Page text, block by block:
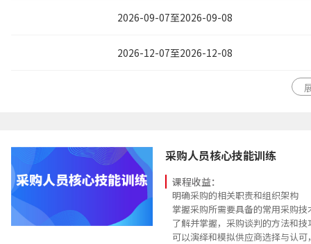
2026-09-07至2026-09-08
2026-12-07至2026-12-08
采购人员核心技能训练
课程收益：
明确采购的相关职责和组织架构
掌握采购所需要具备的常用采购技
了解并掌握，采购谈判的方法和技
可以演绎和模拟供应商选择与认